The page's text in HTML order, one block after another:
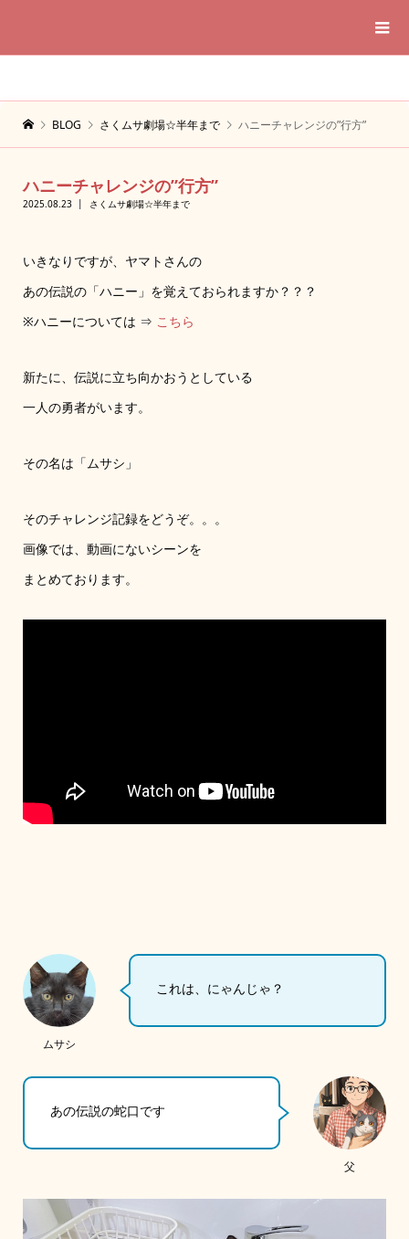
BLOG さくムサ劇場☆半年まで ハニーチャレンジの”行方”
ハニーチャレンジの”行方”
2025.08.23 さくムサ劇場☆半年まで
いきなりですが、ヤマトさんの
あの伝説の「ハニー」を覚えておられますか？？？
※ハニーについては ⇒ こちら
新たに、伝説に立ち向かおうとしている
一人の勇者がいます。
その名は「ムサシ」
そのチャレンジ記録をどうぞ。。。
画像では、動画にないシーンを
まとめております。
ムサシ
これは、にゃんじゃ？
父
あの伝説の蛇口です